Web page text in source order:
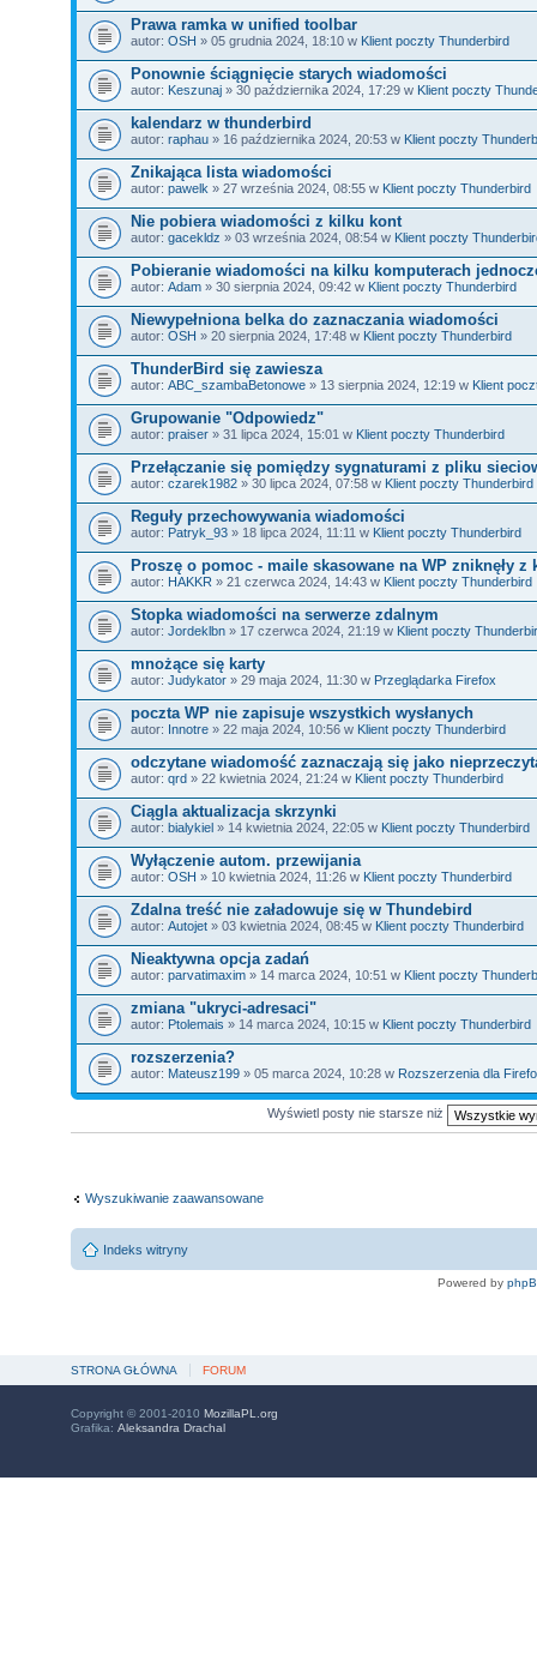
Prawa ramka w unified toolbar
autor: OSH » 05 grudnia 2024, 18:10 w Klient poczty Thunderbird
Ponownie ściągnięcie starych wiadomości
autor: Keszunaj» 30 października 2024, 17:29 w Klient poczty
kalendarz w thunderbird
autor: raphau» 16 października 2024, 20:53 w Klient poczty
Znikająca lista wiadomości
autor: pawelk » 27 września 2024, 08:55 w Klient poczty Thunderbird
Nie pobiera wiadomości z kilku kont
autor: gacekldz » 03 września 2024, 08:54 w Klient poczty
Pobieranie wiadomości na kilku komputerach
autor: Adam» 30 sierpnia 2024, 09:42 w Klient poczty Thunderbird
Niewypełniona belka do zaznaczania wiadomości
autor: OSH » 20 sierpnia 2024, 17:48 w Klient poczty Thunderbird
ThunderBird się zawiesza
autor: ABC_szambaBetonowe» 13 sierpnia 2024, 12:19 w Klient
Grupowanie "Odpowiedz"
autor: praiser» 31 lipca 2024, 15:01 w Klient poczty Thunderbird
Przełączanie się pomiędzy sygnaturami z pliku
autor: czarek1982» 30 lipca 2024, 07:58 w Klient poczty Thunderbird
Reguły przechowywania wiadomości
autor: Patryk_93» 18 lipca 2024, 11:11 w Klient poczty Thunderbird
Proszę o pomoc - maile skasowane na WP zniknęły z
autor: HAKKR » 21 czerwca 2024, 14:43 w Klient poczty Thunderbird
Stopka wiadomości na serwerze zdalnym
autor: Jordeklbn» 17 czerwca 2024, 21:19 w Klient poczty
mnożące się karty
autor: Judykator» 29 maja 2024, 11:30 w Przeglądarka Firefox
poczta WP nie zapisuje wszystkich wysłanych
autor: Innotre» 22 maja 2024, 10:56 w Klient poczty Thunderbird
odczytane wiadomość zaznaczają się jako
autor: qrd» 22 kwietnia 2024, 21:24 w Klient poczty Thunderbird
Ciągla aktualizacja skrzynki
autor: bialykiel» 14 kwietnia 2024, 22:05 w Klient poczty Thunderbird
Wyłączenie autom. przewijania
autor: OSH » 10 kwietnia 2024, 11:26 w Klient poczty Thunderbird
Zdalna treść nie załadowuje się w Thundebird
autor: Autojet» 03 kwietnia 2024, 08:45 w Klient poczty Thunderbird
Nieaktywna opcja zadań
autor: parvatimaxim» 14 marca 2024, 10:51 w Klient poczty
zmiana "ukryci-adresaci"
autor: Ptolemais » 14 marca 2024, 10:15 w Klient poczty Thunderbird
rozszerzenia?
autor: Mateusz199» 05 marca 2024, 10:28 w Rozszerzenia dla
Wyświetl posty nie starsze niż
Wyszukiwanie zaawansowane
Indeks witryny
Powered by
STRONA GŁÓWNA FORUM
Copyright © 2001-2010 MozillaPL.org
Grafika: Aleksandra Drachal